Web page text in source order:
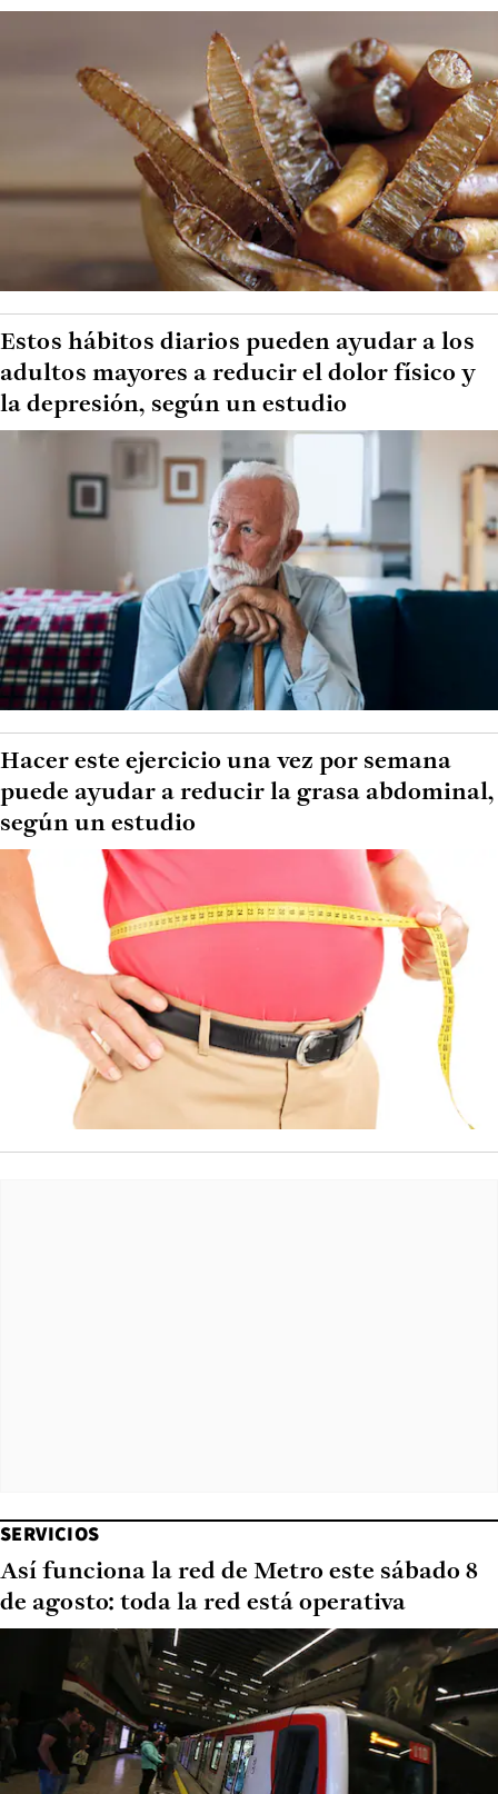
Estos hábitos diarios pueden ayudar a los
adultos mayores a reducir el dolor físico y
la depresión, según un estudio
Hacer este ejercicio una vez por semana
puede ayudar a reducir la grasa abdominal,
según un estudio
SERVICIOS
Así funciona la red de Metro este sábado 8
de agosto: toda la red está operativa